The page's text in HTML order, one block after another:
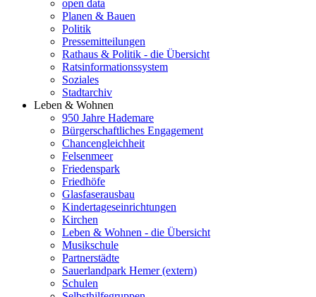
open data
Planen & Bauen
Politik
Pressemitteilungen
Rathaus & Politik - die Übersicht
Ratsinformationssystem
Soziales
Stadtarchiv
Leben & Wohnen
950 Jahre Hademare
Bürgerschaftliches Engagement
Chancengleichheit
Felsenmeer
Friedenspark
Friedhöfe
Glasfaserausbau
Kindertageseinrichtungen
Kirchen
Leben & Wohnen - die Übersicht
Musikschule
Partnerstädte
Sauerlandpark Hemer (extern)
Schulen